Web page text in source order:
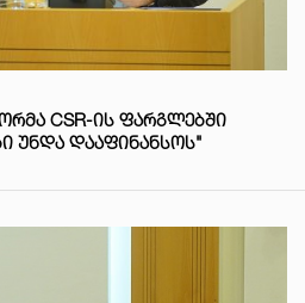
CSR-ᲘᲡ ᲤᲐᲠᲒᲚᲔᲑᲨᲘ
ᲣᲜᲓᲐ ᲓᲐᲐᲤᲘᲜᲐᲜᲡᲝᲡ"